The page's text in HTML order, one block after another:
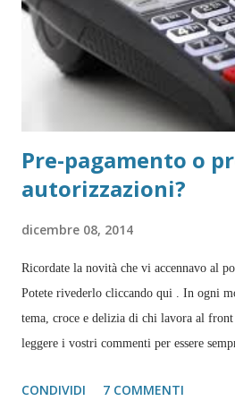
individui che nonostante il loro duro
Pre-pagamento o
autorizzazioni?
dicembre 08, 2014
Ricordate la novità che vi accennavo al
Potete rivederlo cliccando qui . In ogni
tema, croce e delizia di chi lavora al
leggere i vostri commenti per essere
dovete verificare la copertura della carta
CONDIVIDI 7 COMMENTI